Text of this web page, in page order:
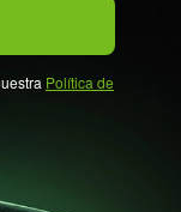
Política de